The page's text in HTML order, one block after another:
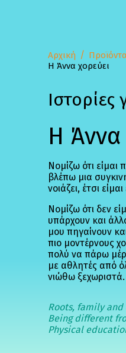
Αρχική Προϊόντα
Η Άννα χορεύει
Ιστορίες
Η Άννα
Νομίζω ότι
βλέπω μια
νοιάζει, έτσι
Νομίζω ότι δεν
υπάρχουν και
μου πηγαίνουν
πιο μοντέρνους
πολύ να πάρω
με αθλητές από
νιώθω ξεχωριστά.
Roots, family
Being different
Physical